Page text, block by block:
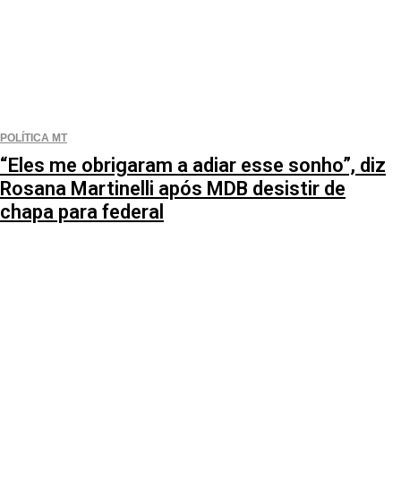
POLÍTICA MT
“Eles me obrigaram a adiar esse sonho”, diz
Rosana Martinelli após MDB desistir de
chapa para federal